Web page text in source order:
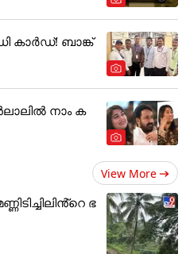
ബാങ്ക്
നാം ക
View More
ഭ